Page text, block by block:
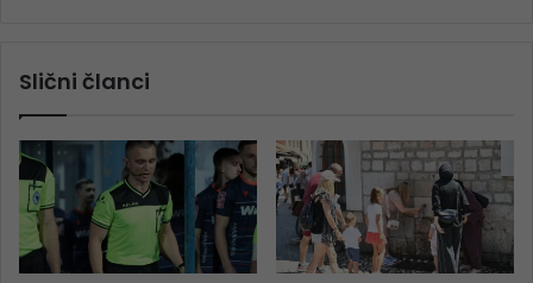
Slični članci